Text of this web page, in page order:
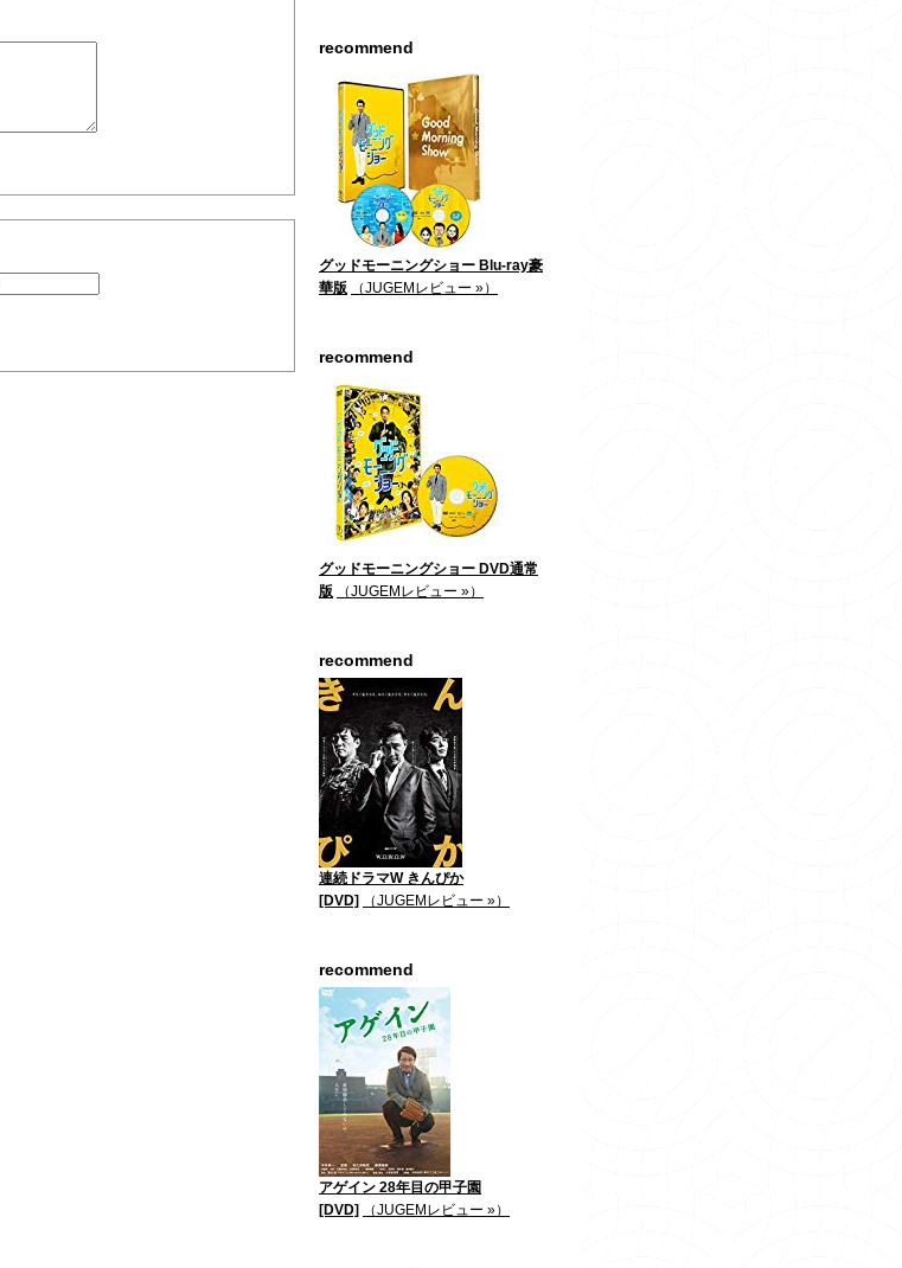
recommend
グッドモーニングショー Blu-ray豪
華版
（JUGEMレビュー »）
recommend
グッドモーニングショー DVD通常
版
（JUGEMレビュー »）
recommend
連続ドラマW きんぴか
[DVD]
（JUGEMレビュー »）
recommend
アゲイン 28年目の甲子園
[DVD]
（JUGEMレビュー »）